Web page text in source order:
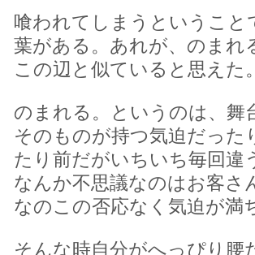
喰われてしまうというこ
葉がある。あれが、のま
この辺と似ていると思えた。
のまれる。というのは、舞
そのものが持つ気迫だっ
たり前だがいちいち毎回違
なんか不思議なのはお客
なのこの否応なく気迫が満
そんな時自分がへっぴり